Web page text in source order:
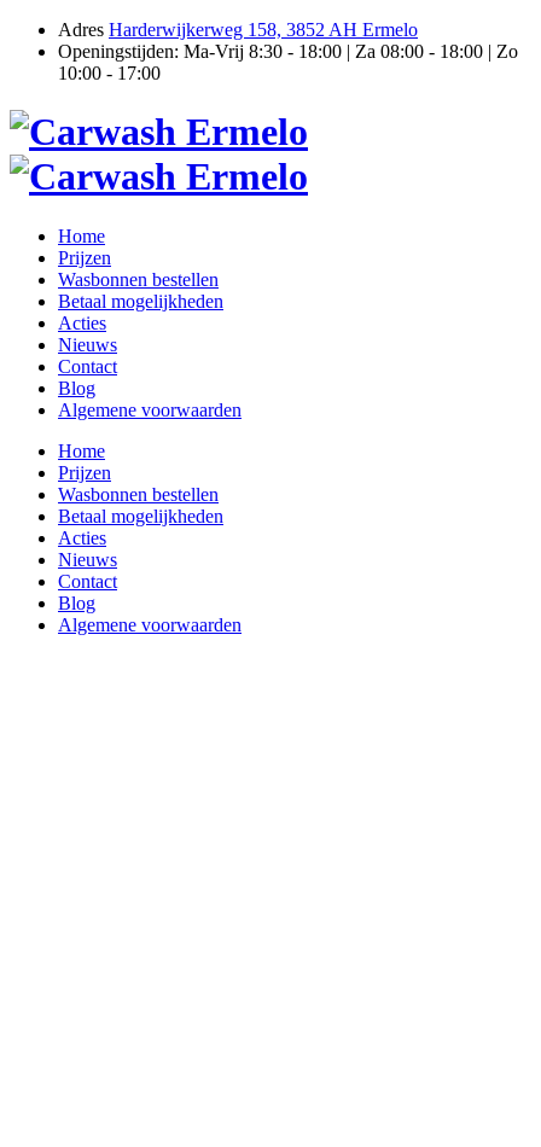
Adres Harderwijkerweg 158, 3852 AH Ermelo
Openingstijden: Ma-Vrij 8:30 - 18:00 | Za 08:00 - 18:00 | Zo
10:00 - 17:00
Home
Prijzen
Wasbonnen bestellen
Betaal mogelijkheden
Acties
Nieuws
Contact
Blog
Algemene voorwaarden
Home
Prijzen
Wasbonnen bestellen
Betaal mogelijkheden
Acties
Nieuws
Contact
Blog
Algemene voorwaarden